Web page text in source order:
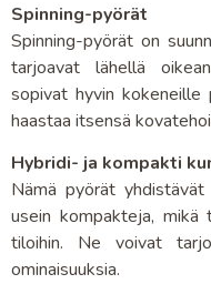
Spinning-pyörät
Spinning-pyörät on
tarjoavat lähellä
sopivat hyvin
haastaa itsensä
Hybridi- ja kompakti
Nämä pyörät
usein kompakteja, mikä
tiloihin. Ne voivat
ominaisuuksia.